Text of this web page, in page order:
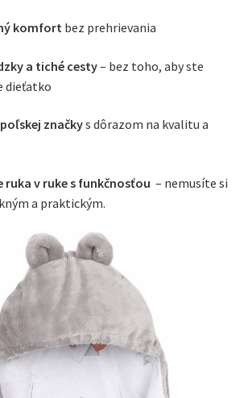
komfort bez prehrievania
a tiché cesty– bez toho, aby ste
dieťatko
poľskej značkys dôrazom na kvalitu a
v ruke s funkčnosťou – nemusíte si
a praktickým.